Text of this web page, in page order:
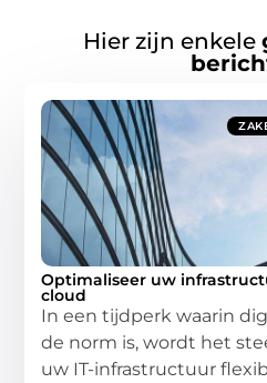
Hier zijn enkele
Optimaliseer uw
cloud
In een tijdperk waarin
de norm is, wordt het
uw IT-infrastructuur